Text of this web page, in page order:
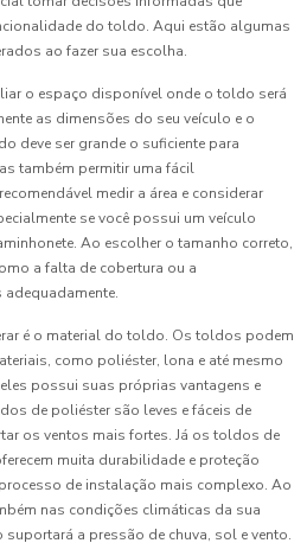
do toldo. Aqui estão algumas
ao fazer sua escolha.
o espaço disponível onde o toldo será
as dimensões do seu veículo e o
deve ser grande o suficiente para
também permitir uma fácil
medir a área e considerar
se você possui um veículo
Ao escolher o tamanho correto,
a falta de cobertura ou a
é o material do toldo. Os toldos podem
como poliéster, lona e até mesmo
possui suas próprias vantagens e
de poliéster são leves e fáceis de
os ventos mais fortes. Já os toldos de
muita durabilidade e proteção
de instalação mais complexo. Ao
nas condições climáticas da sua
a pressão de chuva, sol e vento.